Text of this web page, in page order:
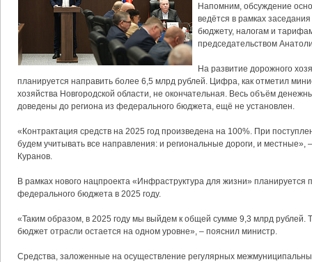
Напомним, обсуждение
ведётся в рамках
бюджету, налогам и
председательством
На развитие дорожного
планируется направить более 6,5 млрд рублей. Цифра, как отметил
хозяйства Новгородской области, не окончательная. Весь объём
доведены до региона из федерального бюджета, ещё не установлен.
«Контрактация средств на 2025 год произведена на 100%. При
будем учитывать все направления: и региональные дороги, и местные»,
Куранов.
В рамках нового нацпроекта «Инфраструктура для жизни» планируется
федерального бюджета в 2025 году.
«Таким образом, в 2025 году мы выйдем к общей сумме 9,3 млрд рублей.
бюджет отрасли остается на одном уровне», – пояснил министр.
Средства, заложенные на осуществление регулярных